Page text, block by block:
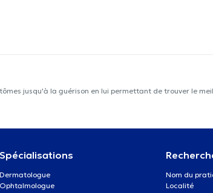
jusqu'à la guérison en lui permettant de trouver le
Spécialisations
Dermatologue
Ophtalmologue
Nom du
Localité